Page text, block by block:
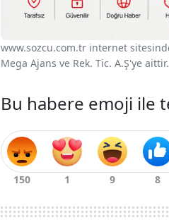
www.sozcu.com.tr internet
Mega Ajans ve Rek. Tic. A.Ş'ye
Bu habere emoji ile